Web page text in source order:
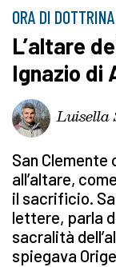
ORA DI
L’altare
Ignazio di
Luisella
San
all’altare,
il sacrificio.
lettere, parla
sacralità
spiegava